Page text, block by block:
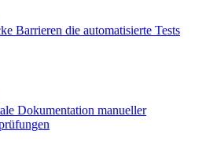
Barrieren die automatisierte Tests
Dokumentation manueller